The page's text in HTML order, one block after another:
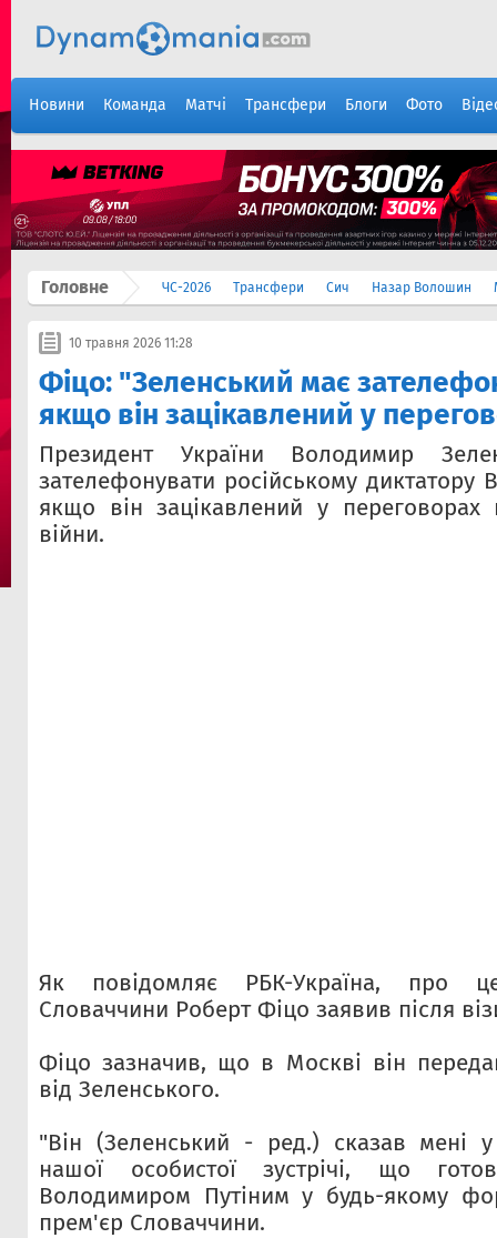
Новини Команда Матчі Трансфери Блоги Фото
Головне ЧС-2026 Трансфери Сич Назар Волошин
10 травня 2026 11:28
Фіцо: "Зеленський має
якщо він зацікавлений у
Президент України Володимир
зателефонувати російському диктатору
якщо він зацікавлений у
війни.
Як повідомляє РБК-Україна, про це
Словаччини Роберт Фіцо заявив після
Фіцо зазначив, що в Москві він
від Зеленського.
"Він (Зеленський - ред.) сказав мені у
нашої особистої зустрічі, що
Володимиром Путіним у будь-якому
прем'єр Словаччини.